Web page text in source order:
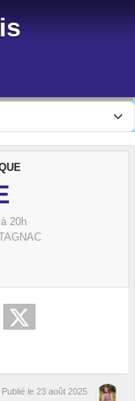
20h
Publié le 23 août 2025